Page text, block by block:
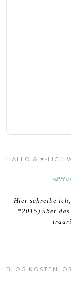
HALLO & ♥-LICH
Hier schreibe
*2015) über das
BLOG